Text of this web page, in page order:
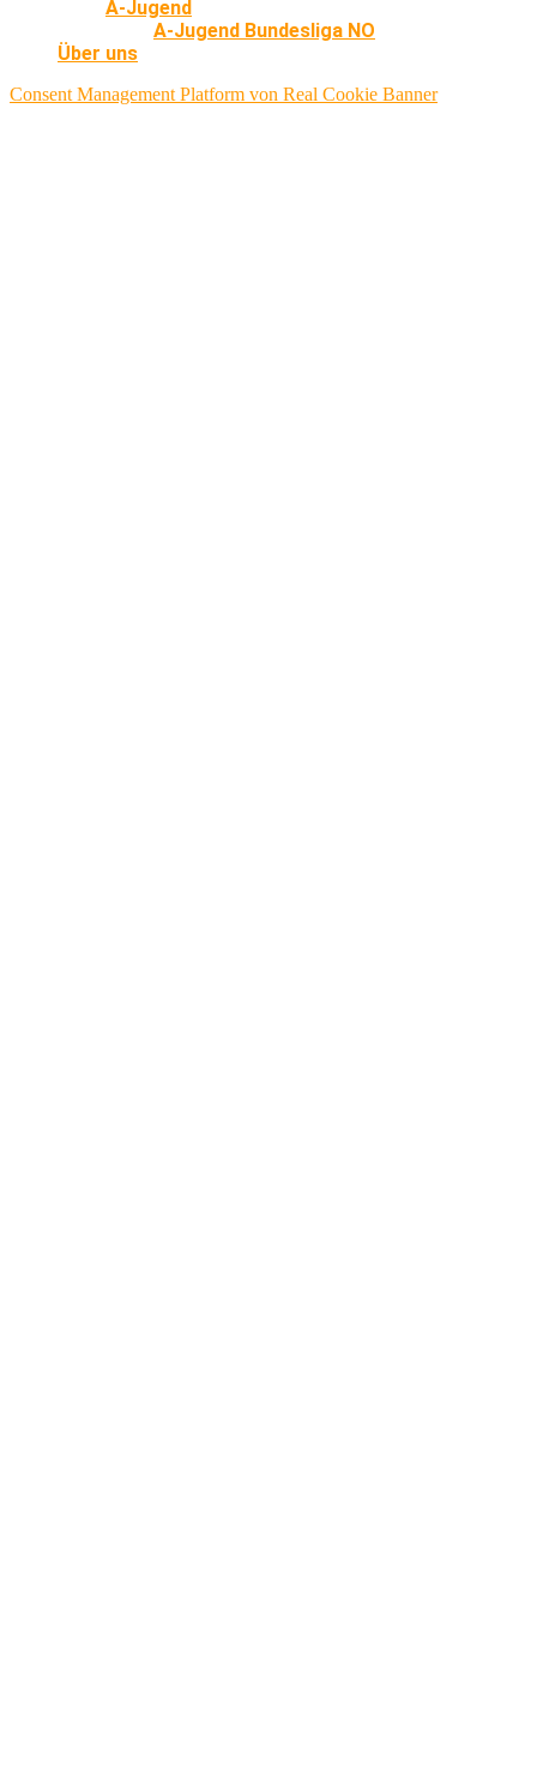
A-Jugend
A-Jugend Bundesliga NO
Über uns
Consent Management Platform von Real Cookie Banner